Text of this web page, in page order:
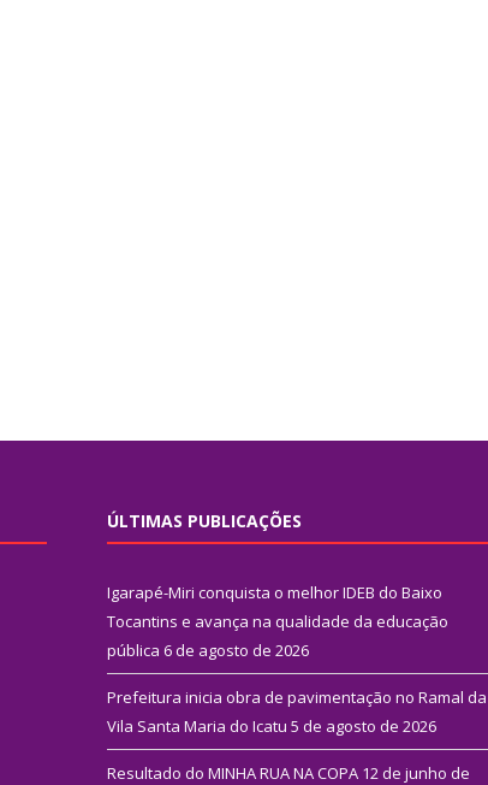
ÚLTIMAS PUBLICAÇÕES
Igarapé-Miri conquista o melhor IDEB do Baixo
Tocantins e avança na qualidade da educação
pública 6 de agosto de 2026
Prefeitura inicia obra de pavimentação no Ramal da
Vila Santa Maria do Icatu 5 de agosto de 2026
Resultado do MINHA RUA NA COPA 12 de junho de